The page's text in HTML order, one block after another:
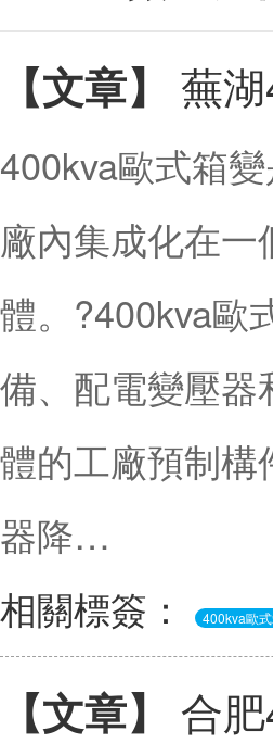
【文章】 蕪
400kva歐式箱
廠內集成化在
體。?400kva歐
備、配電變壓
體的工廠預制
器降…
相關標簽：
400kva歐
【文章】 合